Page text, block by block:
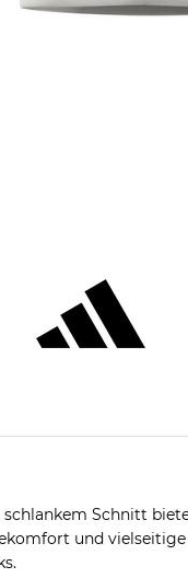
Schnitt
und